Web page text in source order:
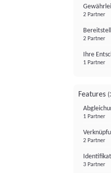
2 Partner
2 Partner
Ihre
1 Partner
Features
1 Partner
2 Partner
3 Partner